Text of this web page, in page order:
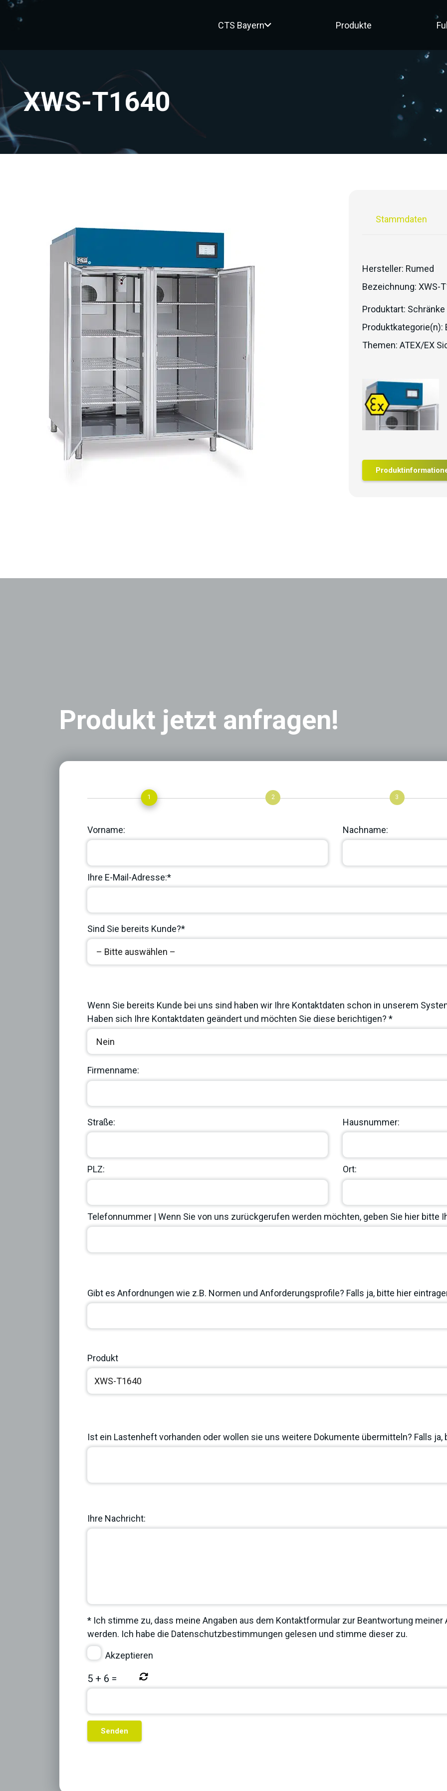
CTS Bayern Produkte
XWS-T1640
Stammdaten
Hersteller: Rumed
Bezeichnung: XWS-
Produktart: Schränke
Produktkategorie(n):
Themen: ATEX/EX
Produkt jetzt anfragen!
1 2 3
Vorname: Nachname:
Ihre E-Mail-Adresse:*
Sind Sie bereits Kunde?*
Wenn Sie bereits Kunde bei uns sind haben wir Ihre Kontaktdaten schon in unserem
Haben sich Ihre Kontaktdaten geändert und möchten Sie diese berichtigen? *
Firmenname:
Straße: Hausnummer:
PLZ: Ort:
Telefonnummer | Wenn Sie von uns zurückgerufen werden möchten, geben Sie hier bitte
Gibt es Anfordnungen wie z.B. Normen und Anforderungsprofile? Falls ja, bitte hier
Produkt
Ist ein Lastenheft vorhanden oder wollen sie uns weitere Dokumente übermitteln? Falls ja,
Ihre Nachricht:
* Ich stimme zu, dass meine Angaben aus dem Kontaktformular zur Beantwortung meiner
werden. Ich habe die Datenschutzbestimmungen gelesen und stimme dieser zu.
Akzeptieren
5 + 6 =